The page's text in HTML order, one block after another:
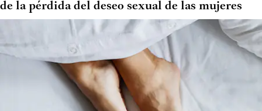
de la pérdida del deseo sexual de las mujeres